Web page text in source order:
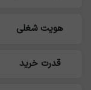
هویت شغلی
قدرت خرید